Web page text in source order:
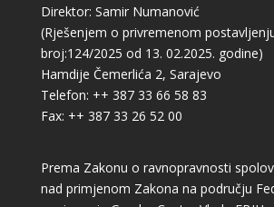
Direktor: Samir Numanović
(Rješenjem o privremenom
broj:124/2025 od 13. 02.2025. godine)
Hamdije Čemerlića 2, Sarajevo
Telefon: ++ 387 33 66 58 83
Fax: ++ 387 33 26 52 00
Prema Zakonu o ravnopravnosti
nad primjenom Zakona na području